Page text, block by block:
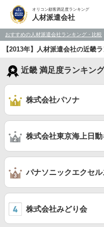
オリコン顧客満足度ランキング
人材派遣会社
おすすめの人材派遣会社ランキング・比較
【2013年】人材派遣会社の近畿
近畿 満足度ランキング
株式会社パソナ
株式会社東京海上日
パナソニックエクセ
株式会社みどり会